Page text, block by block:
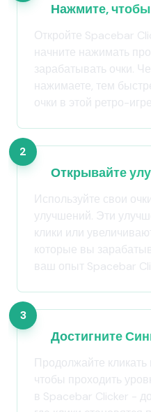
Нажмите,
Откройте Spacebar
начните нажимать
зарабатывать очки.
нажимаете, тем
очки в этой ретро-игре.
2
Открывайте
Используйте свои
улучшений. Эти
клики или
которые вы
ваш опыт Spacebar
3
Достигните
Продолжайте
чтобы проходить
в Spacebar Clicker -